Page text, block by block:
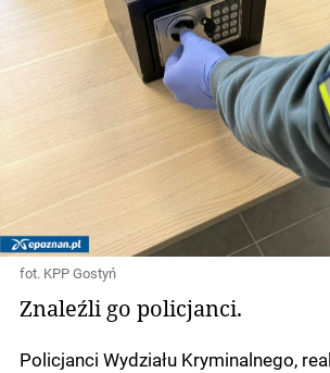
fot. KPP Gostyń
Znaleźli go policjanci.
Policjanci Wydziału Kryminalnego,